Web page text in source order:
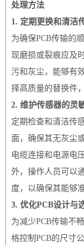
处理方法
1. 定期更换和清洁
为确保PCB传输的
现磨损或裂痕应及
污和灰尘，能够有
择高质量的替换件
2. 维护传感器的灵
定期检查和清洁传
面，确保其无灰尘
电缆连接和电源电
外，操作人员可以
度，以确保其能够
3. 优化PCB设计与
为减少PCB传输不
格控制PCB的尺寸